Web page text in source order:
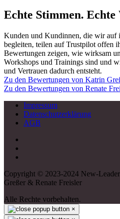
Echte Stimmen.
Kunden und Kundinnen, die wir auf
begleiten, teilen auf Trustpilot offen
Bewertungen zeigen, wie wirksam
Workshops und Trainings sind und
und Vertrauen dadurch entsteht.
Zu den Bewertungen von Katrin
Zu den Bewertungen von Renate
Impressum
Datenschutzerklärung
AGB
Copyright © 2023-2024 New-
Greßer & Renate Freisler
Alle Rechte vorbehalten.
×